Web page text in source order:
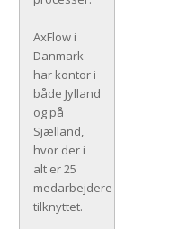
AxFlow i
Danmark
har kontor i
både Jylland
og på
Sjælland,
hvor der i
alt er 25
medarbejdere
tilknyttet.